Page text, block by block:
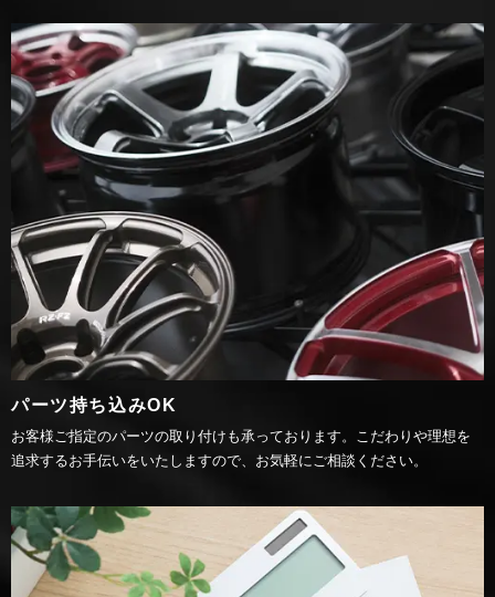
パーツ持ち込みOK
お客様ご指定のパーツの取り付けも承っております。こだわりや理想を
追求するお手伝いをいたしますので、お気軽にご相談ください。